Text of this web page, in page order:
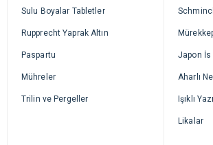
Sulu Boyalar Tabletler
Rupprecht Yaprak Altın
Paspartu
Mühreler
Trilin ve Pergeller
Japon İs
Aharlı
Işıklı
Likalar